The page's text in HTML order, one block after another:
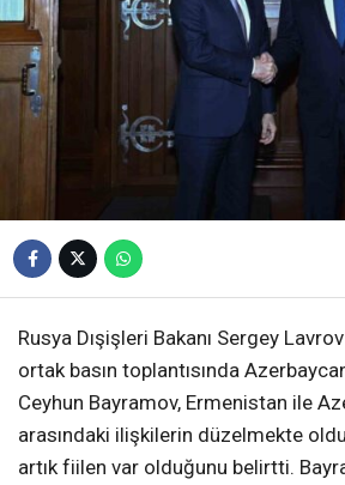
Rusya Dışişleri Bakanı Sergey
ortak basın toplantısında
Ceyhun Bayramov, Ermenistan ile
arasındaki ilişkilerin düzelmekte
artık fiilen var olduğunu belirtti.